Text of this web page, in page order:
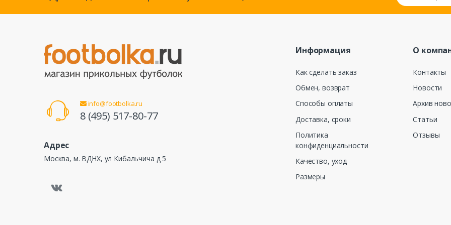
info@footbolka.ru
8 (495) 517-80-77
Адрес
Москва, м. ВДНХ, ул Кибальчича д 5
Информация
Как сделать заказ
Обмен, возврат
Способы оплаты
Доставка, сроки
Политика
конфиденциальности
Качество, уход
Размеры
О
Контакты
Новости
Архив
Статьи
Отзывы